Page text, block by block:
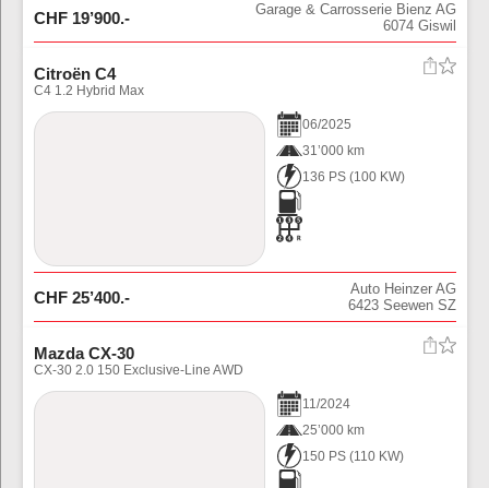
CHF 19’900.-
Garage & Carrosserie Bienz AG
6074 Giswil
Citroën C4
C4 1.2 Hybrid Max
06/2025
31’000 km
136 PS (100 KW)
CHF 25’400.-
Auto Heinzer AG
6423 Seewen SZ
Mazda CX-30
CX-30 2.0 150 Exclusive-Line AWD
11/2024
25’000 km
150 PS (110 KW)